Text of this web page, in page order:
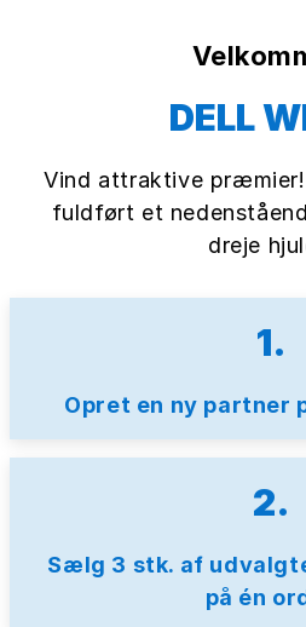
DELL
Vind attraktive
fuldført et
dreje
1.
Opret en ny partner
2.
Sælg 3 stk. af
på én